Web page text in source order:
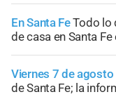
En Santa FeTodo lo
de casa en Santa
Viernes 7 de
de Santa Fe; la